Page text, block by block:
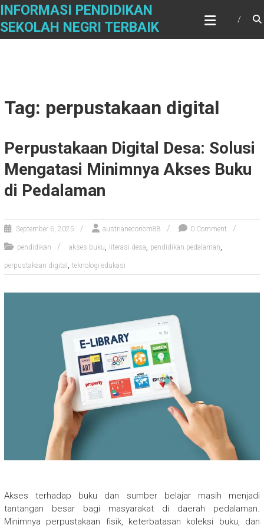
Skip
content
INFORMASI PENDIDIKAN
SEKOLAH NEGRI TERBAIK
Tag: perpustakaan digital
Perpustakaan Digital Desa: Solusi
Mengatasi Minimnya Akses Buku
di Pedalaman
September 6, 2025 austrianeconom88 0 Comment
pendidikan akses buku, literasi desa, pendidikan pedalaman,
perpustakaan digital , teknologi edukasi
Akses terhadap buku dan sumber belajar masih menjadi
tantangan besar bagi masyarakat di daerah pedalaman.
Minimnya perpustakaan fisik, keterbatasan koleksi buku, dan